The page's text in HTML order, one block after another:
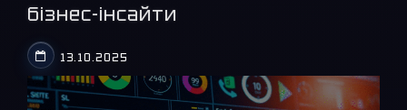
бізнес-інсайти
13.10.2025